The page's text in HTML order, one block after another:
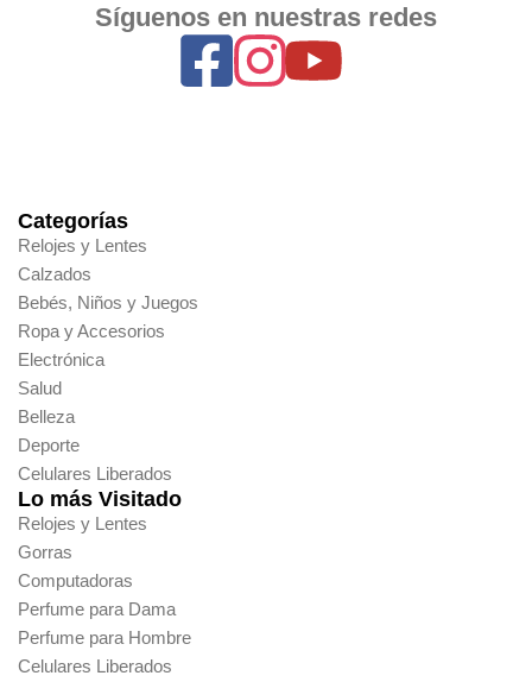
Síguenos en nuestras redes
Categorías
Relojes y Lentes
Calzados
Bebés, Niños y Juegos
Ropa y Accesorios
Electrónica
Salud
Belleza
Deporte
Celulares Liberados
Lo más Visitado
Relojes y Lentes
Gorras
Computadoras
Perfume para Dama
Perfume para Hombre
Celulares Liberados